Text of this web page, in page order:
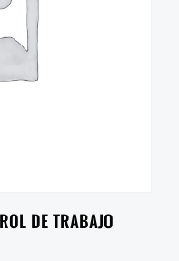
DE TRABAJO